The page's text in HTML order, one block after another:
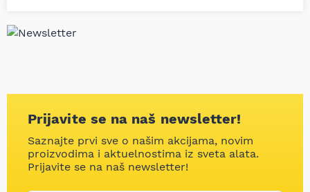
Prijavite se na naš newsletter!
Saznajte prvi sve o našim akcijama, novim
proizvodima i aktuelnostima iz sveta alata.
Prijavite se na naš newsletter!